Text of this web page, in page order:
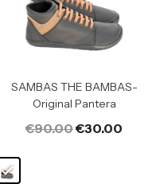
SAMBAS THE BAMBAS-
Original Pantera
€90.00€30.00